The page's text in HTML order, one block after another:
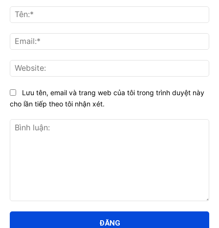
luận:
Lưu tên, email và trang web của tôi trong trình duyệt này
cho lần tiếp theo tôi nhận xét.